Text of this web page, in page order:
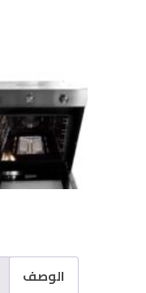
الوصف